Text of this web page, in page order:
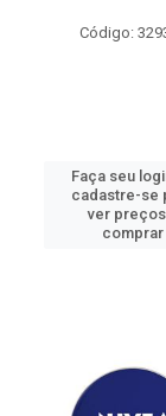
Código:
Faça seu
cadastre-se
ver
comprar